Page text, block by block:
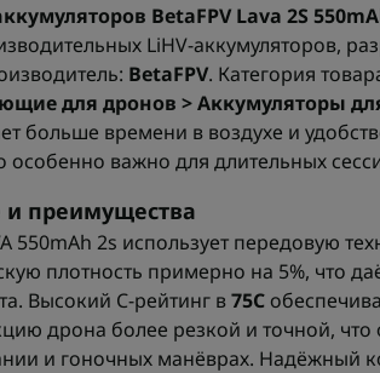
BetaFPV Lava 2S
LiHV-аккумуляторов,
BetaFPV. Категория
для дронов > Аккумуляторы
больше времени в воздухе и
особенно важно для длительных
и преимущества
550mAh 2s использует передовую
плотность примерно на 5%, что
Высокий C-рейтинг в75C
дрона более резкой и точной,
и гоночных манёврах. Надёжный